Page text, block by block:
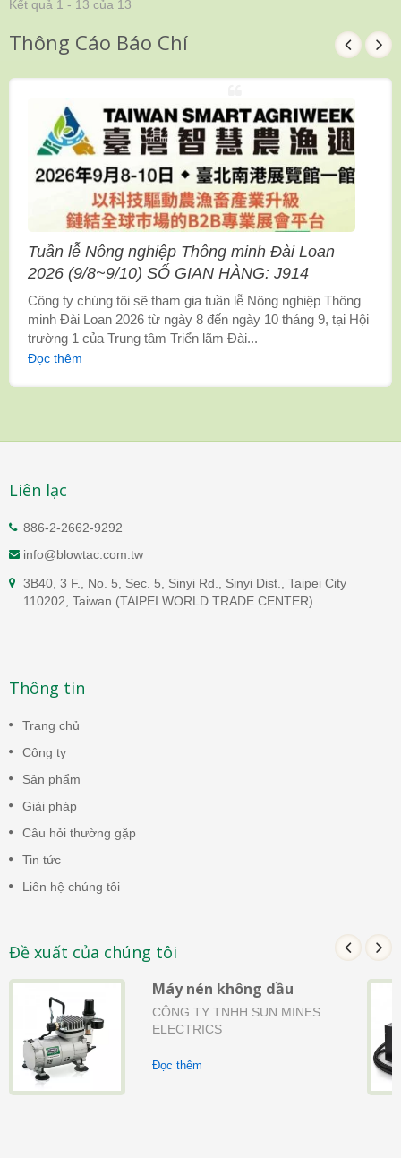
Kết quả 1 - 13 của 13
Thông Cáo Báo Chí
Tuần lễ Nông nghiệp Thông minh Đài Loan
2026 (9/8~9/10) SỐ GIAN HÀNG: J914
Công ty chúng tôi sẽ tham gia tuần lễ Nông nghiệp Thông
minh Đài Loan 2026 từ ngày 8 đến ngày 10 tháng 9, tại Hội
trường 1 của Trung tâm Triển lãm Đài...
Đọc thêm
Liên lạc
886-2-2662-9292
info@blowtac.com.tw
3B40, 3 F., No. 5, Sec. 5, Sinyi Rd., Sinyi Dist., Taipei City
110202, Taiwan (TAIPEI WORLD TRADE CENTER)
Thông tin
Trang chủ
Công ty
Sản phẩm
Giải pháp
Câu hỏi thường gặp
Tin tức
Liên hệ chúng tôi
Đề xuất của chúng tôi
Máy nén không dầu
CÔNG TY TNHH SUN MINES
ELECTRICS
Đọc thêm